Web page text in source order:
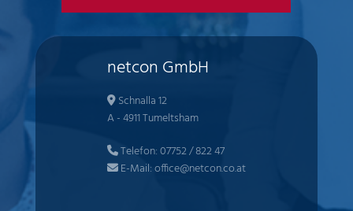
netcon GmbH
Schnalla 12
A - 4911 Tumeltsham
Telefon:07752 / 822 47
E-Mail:office@netcon.co.at